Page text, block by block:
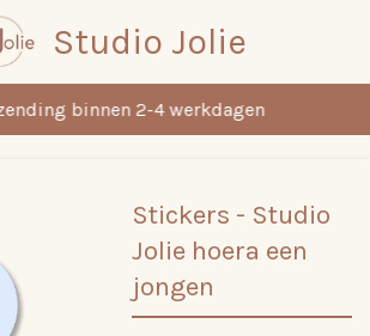
Studio Jolie
binnen 2-4 werkdagen
Stickers - Studio
Jolie hoera een
jongen